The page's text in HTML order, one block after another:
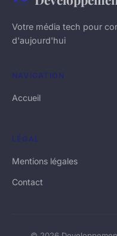
Votre média tech pour
d'aujourd'hui
NAVIGATION
Accueil
LÉGAL
Mentions légales
Contact